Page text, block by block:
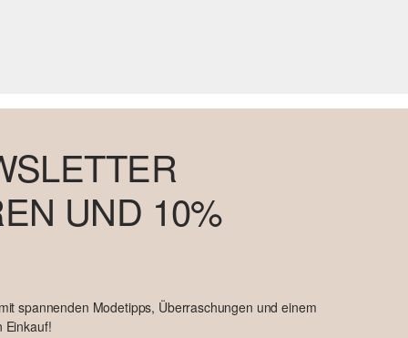
UND 10%
spannenden Modetipps, Überraschungen und einem
Einkauf!